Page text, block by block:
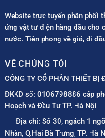
Website trực tuyến phân phối
ứng vật tư điện hàng đầu cho
nước. Tiên phong về giá, đi
VỀ CHÚNG TÔI
CÔNG TY CỔ PHẦN THIẾT BỊ
ĐKKD số: 0106798886 cấp
Hoạch và Đầu Tư TP. Hà Nội
Địa chỉ: Số 30, ngách 1
Nhàn, Q.Hai Bà Trưng, TP. Hà